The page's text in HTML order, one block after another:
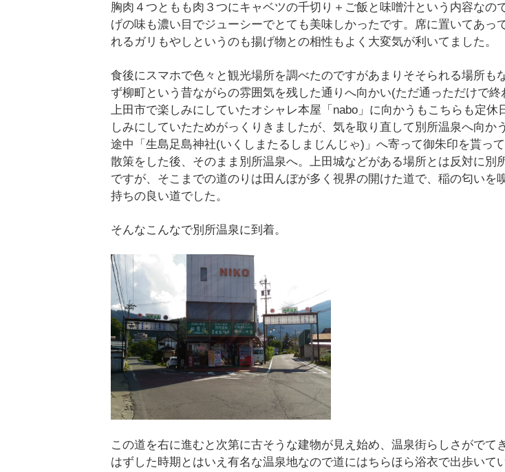
胸肉４つともも肉３つにキャベツの千切り＋ご飯と味噌汁という内容なの
げの味も濃い目でジューシーでとても美味しかったです。席に置いてあっ
れるガリもやしというのも揚げ物との相性もよく大変気が利いてました。
食後にスマホで色々と観光場所を調べたのですがあまりそそられる場所も
ず柳町という昔ながらの雰囲気を残した通りへ向かい(ただ通っただけで終
上田市で楽しみにしていたオシャレ本屋「nabo」に向かうもこちらも定休
しみにしていたためがっくりきましたが、気を取り直して別所温泉へ向か
途中「生島足島神社(いくしまたるしまじんじゃ)」へ寄って御朱印を貰っ
散策をした後、そのまま別所温泉へ。上田城などがある場所とは反対に別
ですが、そこまでの道のりは田んぼが多く視界の開けた道で、稲の匂いを
持ちの良い道でした。
そんなこんなで別所温泉に到着。
この道を右に進むと次第に古そうな建物が見え始め、温泉街らしさがでて
はずした時期とはいえ有名な温泉地なので道にはちらほら浴衣で出歩いて